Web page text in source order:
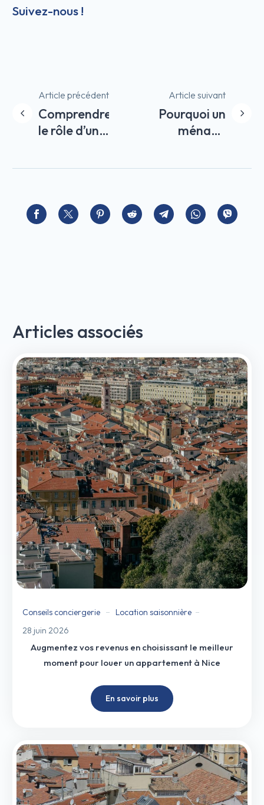
Suivez-nous !
Navigation
de
l’article
Article précédent
Comprendre
le rôle d’une
immobilier
Article suivant
Pourquoi un
ménage
location
saisonnière
Articles associés
Conseils conciergerie
Location saisonnière
28 juin 2026
Augmentez vos revenus en choisissant le meilleur
moment pour louer un appartement à Nice
En savoir plus